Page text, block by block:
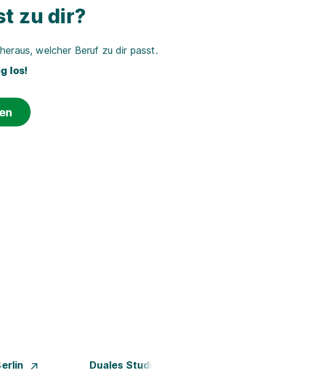
zu dir?
welcher Beruf zu dir passt.
los!
Duales Studium Bielefeld